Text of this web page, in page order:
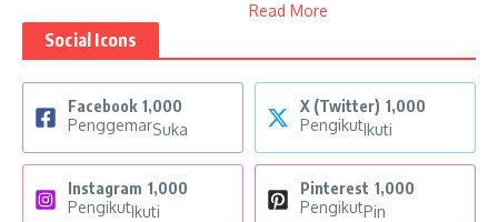
Read More
Social Icons
Facebook 1,000
PenggemarSuka
X (Twitter) 1,000
PengikutIkuti
Instagram 1,000
PengikutIkuti
Pinterest 1,000
PengikutPin